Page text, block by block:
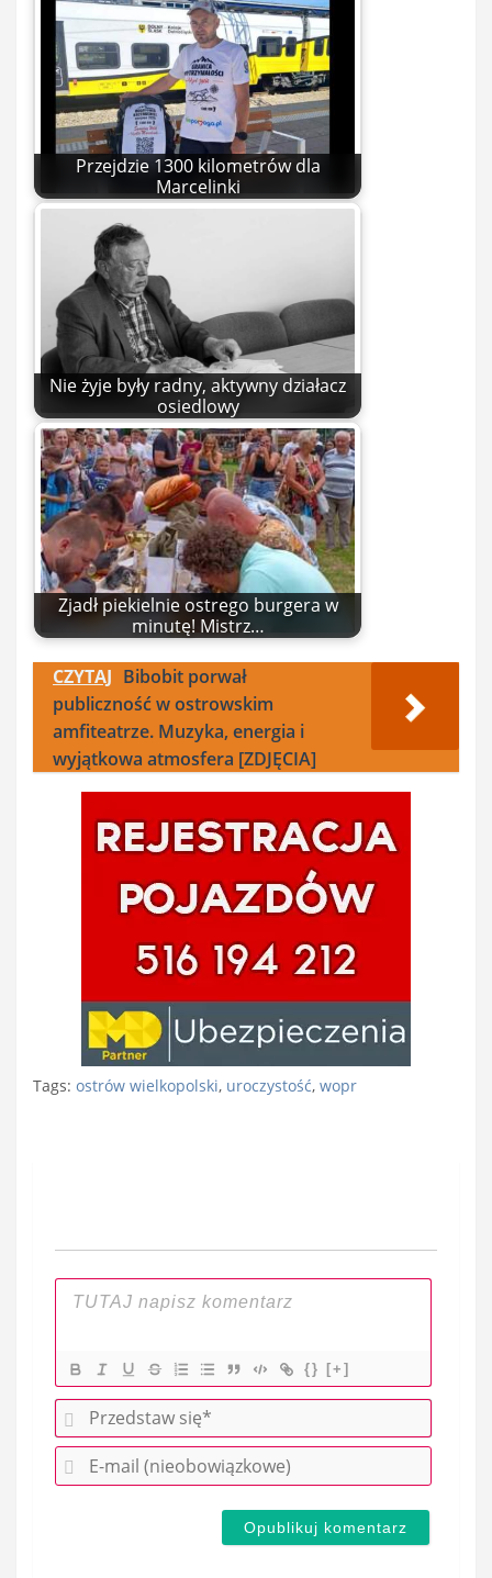
Przejdzie 1300 kilometrów dla
Marcelinki
Nie żyje były radny, aktywny działacz
osiedlowy
Zjadł piekielnie ostrego burgera w
minutę! Mistrz…
CZYTAJ Bibobit porwał
publiczność w ostrowskim
amfiteatrze. Muzyka, energia i
wyjątkowa atmosfera [ZDJĘCIA]
Tags: ostrów wielkopolski, uroczystość, wopr
{} [+]
P
r
e
E
-